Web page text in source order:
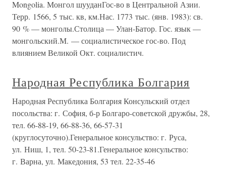
Mongolia. Монгол шууданГос-во в Центральной Азии.
Терр. 1566, 5 тыс. кв, км.Нас. 1773 тыс. (янв. 1983): св.
90 % — монголы.Столица — Улан-Батор. Гос. язык —
монгольский.М. — социалистическое гос-во. Под
влиянием Великой Окт. социалистич.
Народная Республика Болгария
Народная Республика Болгария Консульский отдел
посольства: г. София, б-р Болгаро-советской дружбы, 28,
тел. 66-88-19, 66-88-36, 66-57-31
(круглосуточно).Генеральное консульство: г. Руса,
ул. Ниш, 1, тел. 50-23-81.Генеральное консульство:
г. Варна, ул. Македония, 53 тел. 22-35-46